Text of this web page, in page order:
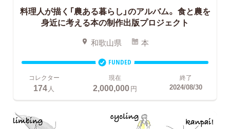
料理人が描く「農ある暮らし」のアルバム。 食と農を
身近に考える本の制作出版プロジェクト
和歌山県 本
FUNDED
コレクター
174 人
現在
2,000,000円
終了
2024/08/30